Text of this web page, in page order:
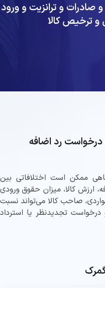
صادرات و ترانزیت و ورود
ترخیص کالا
رد اضافه
ممکن است اختلافاتی بین
کالا، میزان حقوق ورودی
صاحب کالا می‌تواند نسبت
تجدیدنظر یا استرداد